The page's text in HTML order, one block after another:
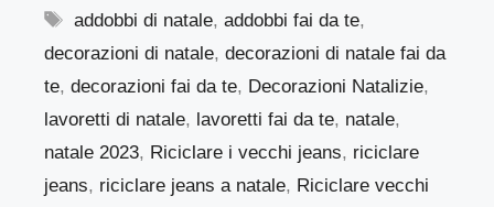
Tag
addobbi di natale,addobbi fai da te,
decorazioni di natale, decorazioni di natale fai da
te, decorazioni fai da te, Decorazioni Natalizie,
lavoretti di natale, lavoretti fai da te, natale,
natale 2023, Riciclare i vecchi jeans, riciclare
jeans, riciclare jeans a natale, Riciclare vecchi